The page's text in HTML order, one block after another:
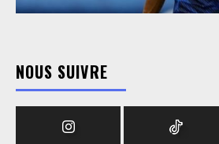
NOUS SUIVRE